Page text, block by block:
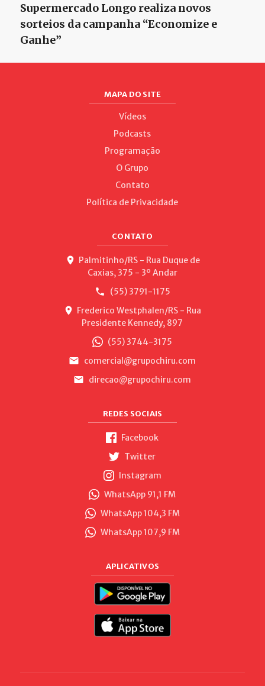
Supermercado Longo realiza novos
sorteios da campanha “Economize e
Ganhe”
MAPA DO SITE
Vídeos
Podcasts
Programação
O Grupo
Contato
Política de Privacidade
CONTATO
Palmitinho/RS - Rua Duque de
Caxias, 375 - 3º Andar
(55) 3791-1175
Frederico Westphalen/RS - Rua
Presidente Kennedy, 897
(55) 3744-3175
comercial@grupochiru.com
direcao@grupochiru.com
REDES SOCIAIS
Facebook
Twitter
Instagram
WhatsApp 91,1 FM
WhatsApp 104,3 FM
WhatsApp 107,9 FM
APLICATIVOS